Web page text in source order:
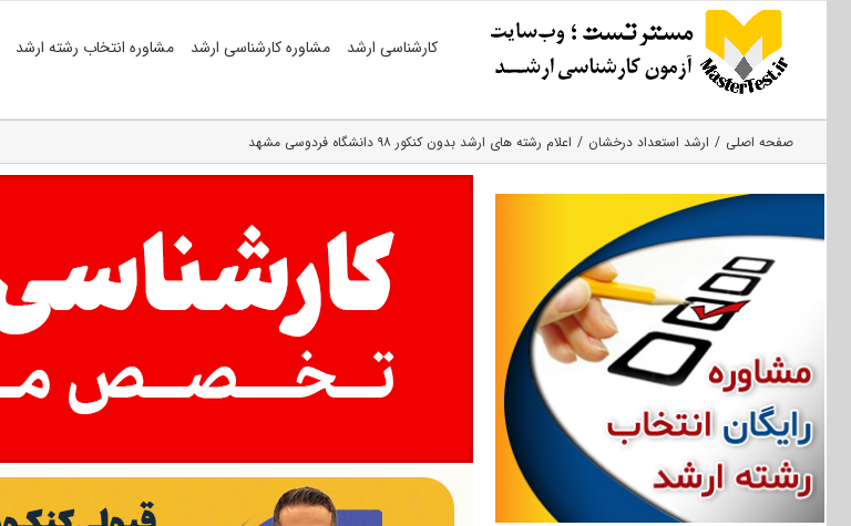
کارشناسی ارشد مشاوره کارشناسی ارشد مشاوره انتخاب رشته ارشد
صفحه اصلی ارشد استعداد درخشان اعلام رشته های ارشد بدون کنکور ۹۸ دانشگاه فردوسی مشهد